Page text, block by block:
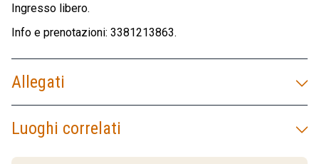
Ingresso libero.
Info e prenotazioni: 3381213863.
Allegati
Luoghi correlati